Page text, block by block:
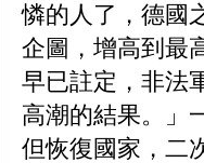
憐的人了，德國
企圖，增高到最
早已註定，非法
高潮的結果。」
但恢復國家，二